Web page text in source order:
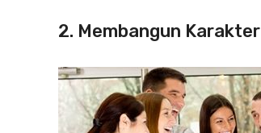
2. Membangun Karakter